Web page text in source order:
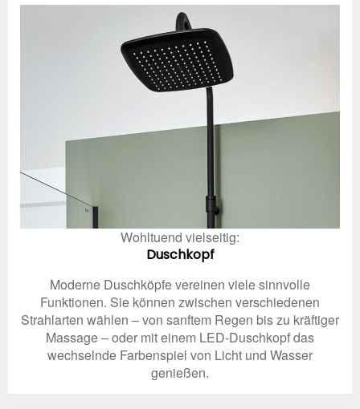
Wohltuend vielseitig:
Duschkopf
Moderne Duschköpfe vereinen viele sinnvolle
Funktionen. Sie können zwischen verschiedenen
Strahlarten wählen – von sanftem Regen bis zu kräftiger
Massage – oder mit einem LED-Duschkopf das
wechselnde Farbenspiel von Licht und Wasser
genießen.